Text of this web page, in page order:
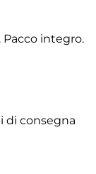
Pacco integro.
di consegna